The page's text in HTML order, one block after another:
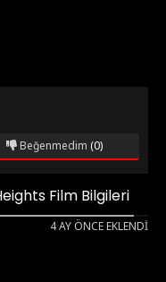
Beğenmedim (0)
Film Bilgileri
4 AY ÖNCE EKLENDI